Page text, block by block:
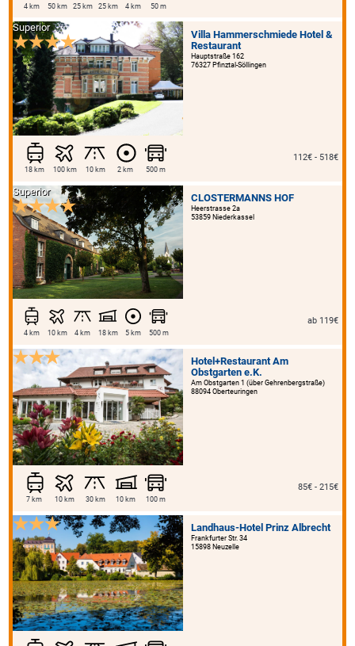
4 km 50 km 25 km 25 km 4 km 50 m
Villa Hammerschmiede Hotel &
Restaurant
Hauptstraße 162
76327 Pfinztal-Söllingen
Superior
18 km 100 km 10 km 2 km 500 m
112€ - 518€
CLOSTERMANNS HOF
Heerstrasse 2a
53859 Niederkassel
Superior
4 km 10 km 4 km 18 km 5 km 500 m
ab 119€
Hotel+Restaurant Am
Obstgarten e.K.
Am Obstgarten 1 (über Gehrenbergstraße)
88094 Oberteuringen
7 km 10 km 30 km 10 km 100 m
85€ - 215€
Landhaus-Hotel Prinz Albrecht
Frankfurter Str. 34
15898 Neuzelle